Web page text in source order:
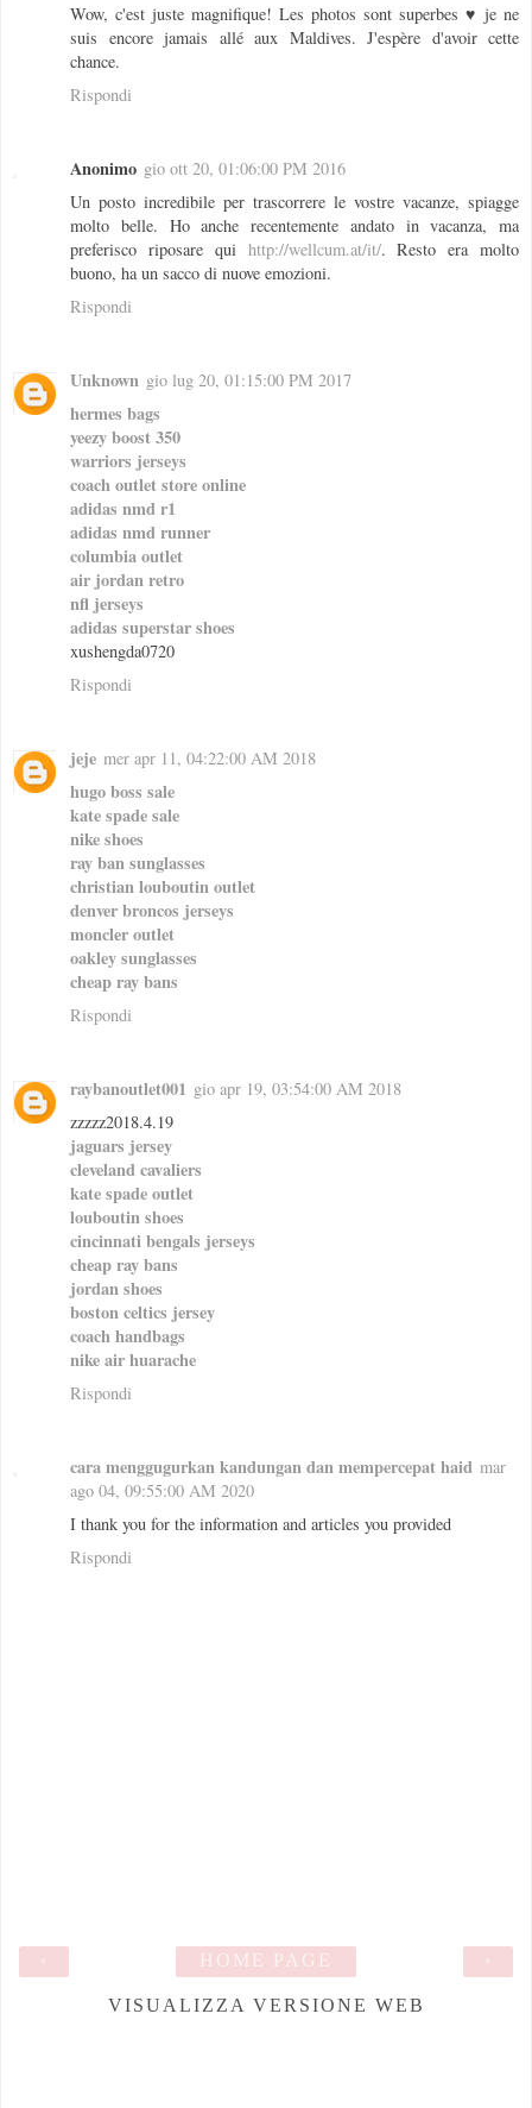
Wow, c'est juste magnifique! Les photos sont superbes ♥ je ne
suis encore jamais allé aux Maldives. J'espère d'avoir cette
chance.
Rispondi
Anonimo gio ott 20, 01:06:00 PM 2016
Un posto incredibile per trascorrere le vostre vacanze, spiagge
molto belle. Ho anche recentemente andato in vacanza, ma
preferisco riposare qui http://wellcum.at/it/. Resto era molto
buono, ha un sacco di nuove emozioni.
Rispondi
Unknown gio lug 20, 01:15:00 PM 2017
hermes bags
yeezy boost 350
warriors jerseys
coach outlet store online
adidas nmd r1
adidas nmd runner
columbia outlet
air jordan retro
nfl jerseys
adidas superstar shoes
xushengda0720
Rispondi
jeje mer apr 11, 04:22:00 AM 2018
hugo boss sale
kate spade sale
nike shoes
ray ban sunglasses
christian louboutin outlet
denver broncos jerseys
moncler outlet
oakley sunglasses
cheap ray bans
Rispondi
raybanoutlet001 gio apr 19, 03:54:00 AM 2018
zzzzz2018.4.19
jaguars jersey
cleveland cavaliers
kate spade outlet
louboutin shoes
cincinnati bengals jerseys
cheap ray bans
jordan shoes
boston celtics jersey
coach handbags
nike air huarache
Rispondi
cara menggugurkan kandungan dan mempercepat haid mar
ago 04, 09:55:00 AM 2020
I thank you for the information and articles you provided
Rispondi
›
HOME PAGE
VISUALIZZA VERSIONE WEB